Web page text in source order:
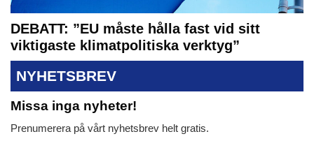
DEBATT: ”EU måste hålla fast vid sitt
viktigaste klimatpolitiska verktyg”
NYHETSBREV
Missa inga nyheter!
Prenumerera på vårt nyhetsbrev helt gratis.